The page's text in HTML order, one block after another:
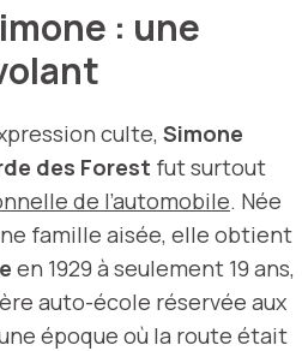
: une
culte, Simone
des Forest fut surtout
de l’automobile. Née
famille aisée, elle obtient
en 1929 à seulement 19 ans,
auto-école réservée aux
époque où la route était